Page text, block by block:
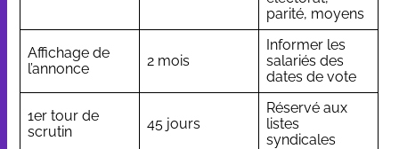
parité, moyens
Affichage de
l’annonce
2 mois
Informer les
salariés des
dates de vote
1er tour de
scrutin
45 jours
Réservé aux
listes
syndicales